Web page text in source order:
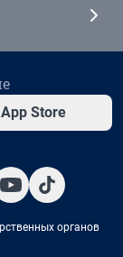
App Store
органов